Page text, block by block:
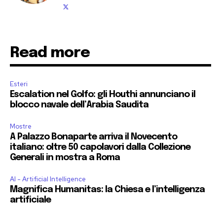
Read more
Esteri
Escalation nel Golfo: gli Houthi annunciano il
blocco navale dell’Arabia Saudita
Mostre
A Palazzo Bonaparte arriva il Novecento
italiano: oltre 50 capolavori dalla Collezione
Generali in mostra a Roma
AI - Artificial Intelligence
Magnifica Humanitas: la Chiesa e l’intelligenza
artificiale